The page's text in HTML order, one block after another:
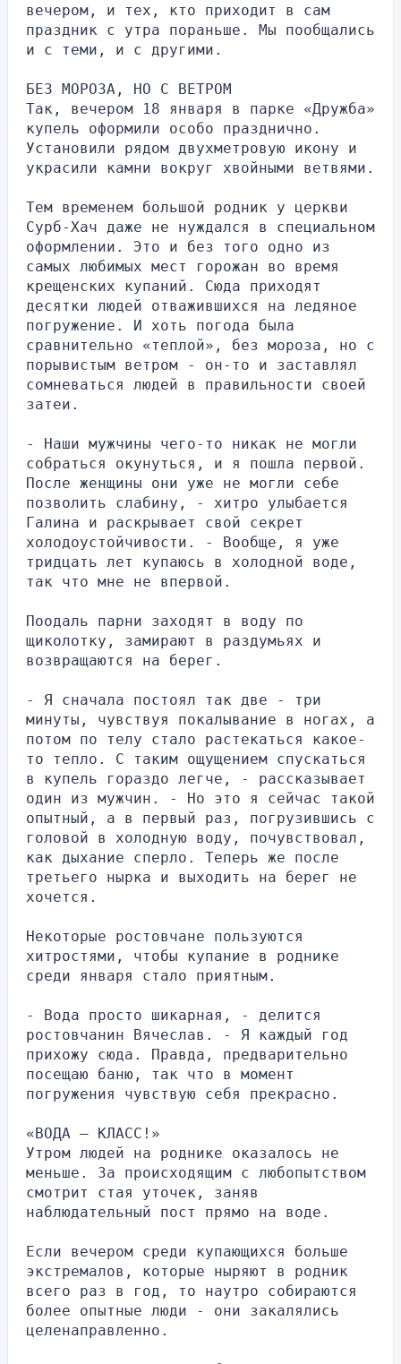
вечером, и тех, кто приходит в сам
праздник с утра пораньше. Мы пообщались
и с теми, и с другими.
БЕЗ МОРОЗА, НО С ВЕТРОМ
Так, вечером 18 января в парке «Дружба»
купель оформили особо празднично.
Установили рядом двухметровую икону и
украсили камни вокруг хвойными ветвями.
Тем временем большой родник у церкви
Сурб-Хач даже не нуждался в специальном
оформлении. Это и без того одно из
самых любимых мест горожан во время
крещенских купаний. Сюда приходят
десятки людей отважившихся на ледяное
погружение. И хоть погода была
сравнительно «теплой», без мороза, но с
порывистым ветром - он-то и заставлял
сомневаться людей в правильности своей
затеи.
- Наши мужчины чего-то никак не могли
собраться окунуться, и я пошла первой.
После женщины они уже не могли себе
позволить слабину, - хитро улыбается
Галина и раскрывает свой секрет
холодоустойчивости. - Вообще, я уже
тридцать лет купаюсь в холодной воде,
так что мне не впервой.
Поодаль парни заходят в воду по
щиколотку, замирают в раздумьях и
возвращаются на берег.
- Я сначала постоял так две - три
минуты, чувствуя покалывание в ногах, а
потом по телу стало растекаться какое-
то тепло. С таким ощущением спускаться
в купель гораздо легче, - рассказывает
один из мужчин. - Но это я сейчас такой
опытный, а в первый раз, погрузившись с
головой в холодную воду, почувствовал,
как дыхание сперло. Теперь же после
третьего нырка и выходить на берег не
хочется.
Некоторые ростовчане пользуются
хитростями, чтобы купание в роднике
среди января стало приятным.
- Вода просто шикарная, - делится
ростовчанин Вячеслав. - Я каждый год
прихожу сюда. Правда, предварительно
посещаю баню, так что в момент
погружения чувствую себя прекрасно.
«ВОДА – КЛАСС!»
Утром людей на роднике оказалось не
меньше. За происходящим с любопытством
смотрит стая уточек, заняв
наблюдательный пост прямо на воде.
Если вечером среди купающихся больше
экстремалов, которые ныряют в родник
всего раз в год, то наутро собираются
более опытные люди - они закалялись
целенаправленно.